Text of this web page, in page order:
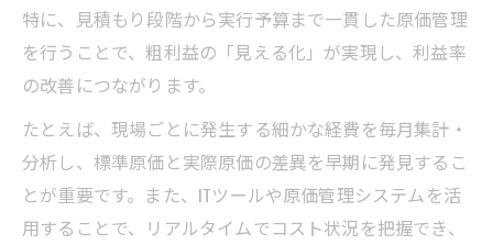
特に、見積もり段階から実行予算まで一貫した原価管理
を行うことで、粗利益の「見える化」が実現し、利益率
の改善につながります。
たとえば、現場ごとに発生する細かな経費を毎月集計・
分析し、標準原価と実際原価の差異を早期に発見するこ
とが重要です。また、ITツールや原価管理システムを活
用することで、リアルタイムでコスト状況を把握でき、